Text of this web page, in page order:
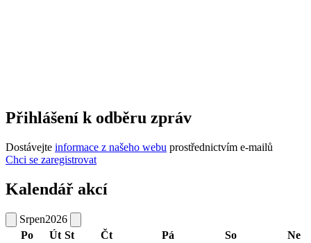
Přihlášení k odběru zpráv
Dostávejte informace z našeho webu prostřednictvím e-mailů
Chci se zaregistrovat
Kalendář akcí
Srpen2026
Po
Út St Čt Pá So Ne